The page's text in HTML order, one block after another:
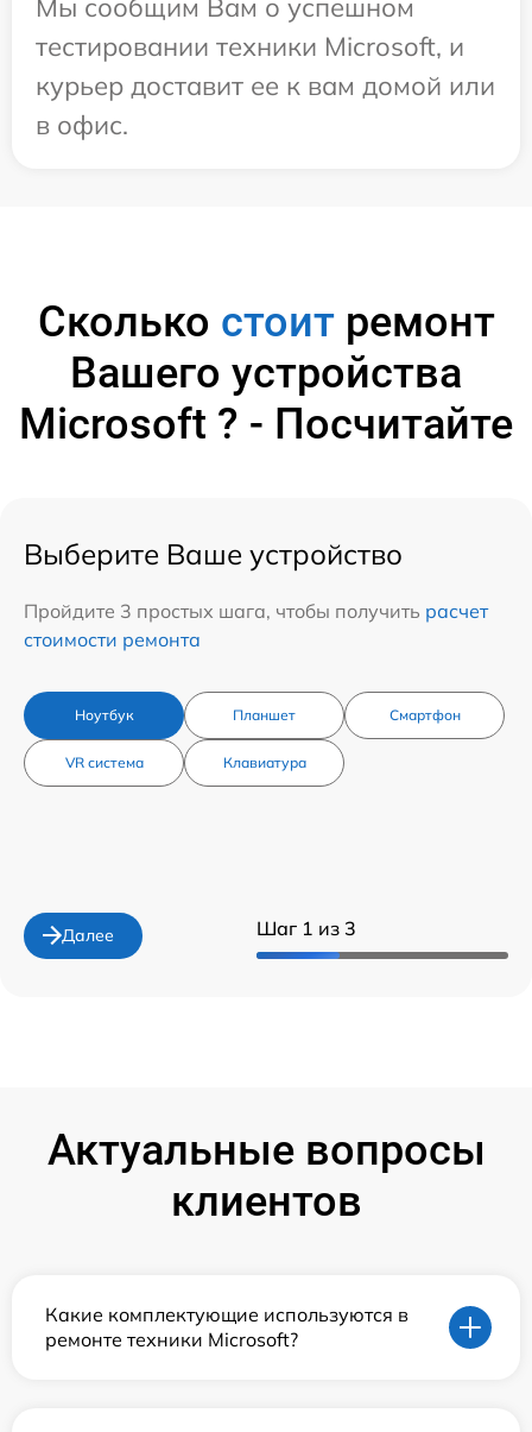
тестировании техники Microsoft, и
курьер доставит ее к вам домой или
в офис.
Сколько стоитремонт
Вашего устройства
Microsoft ? - Посчитайте
Шаг 1 из 3
Выберите Ваше устройство
Пройдите 3 простых шага, чтобы получить расчет
стоимости ремонта
Ноутбук Планшет Смартфон
VR система Клавиатура
Далее
Актуальные вопросы
клиентов
Какие комплектующие используются в
ремонте техники Microsoft?